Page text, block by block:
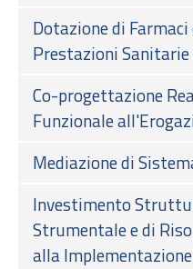
Dotazione di
Prestazioni Sanitarie
Co-progettazione
Funzionale
Mediazione di
Investimento
Strumentale e di
alla